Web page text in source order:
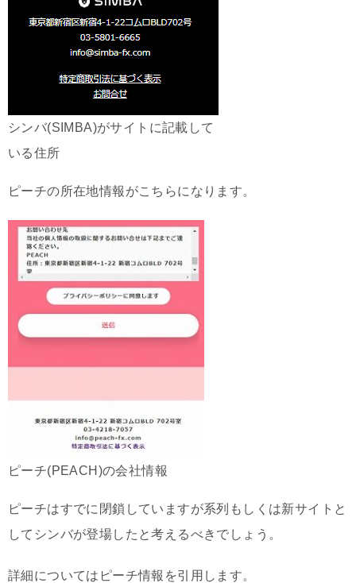
シンバ(SIMBA)がサイトに記載して
いる住所
ピーチの所在地情報がこちらになります。
ピーチ(PEACH)の会社情報
ピーチはすでに閉鎖していますが系列もしくは新サイトと
してシンバが登場したと考えるべきでしょう。
詳細についてはピーチ情報を引用します。